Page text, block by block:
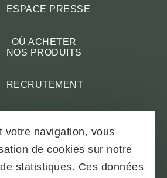
ESPACE PRESSE
OÙ ACHETER
NOS PRODUITS
RECRUTEMENT
TÉLÉCHARGEMENTS & BROCHURES
votre navigation, vous
de cookies sur notre
statistiques. Ces données